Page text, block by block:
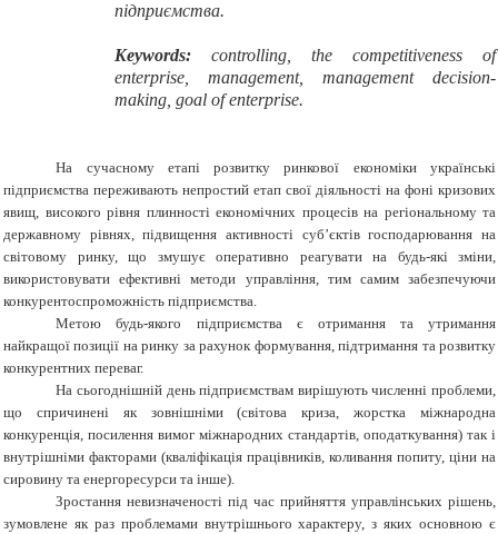
підприємства.
Keywords: controlling, the competitiveness of
enterprise, management, management decision-
making, goal of enterprise.
На сучасному етапі розвитку ринкової економіки українські
підприємства переживають непростий етап свої діяльності на фоні кризових
явищ, високого рівня плинності економічних процесів на регіональному та
державному рівнях, підвищення активності суб’єктів господарювання на
світовому ринку, що змушує оперативно реагувати на будь-які зміни,
використовувати ефективні методи управління, тим самим забезпечуючи
конкурентоспроможність підприємства.
Метою будь-якого підприємства є отримання та утримання
найкращої позиції на ринку за рахунок формування, підтримання та розвитку
конкурентних переваг.
На сьогоднішній день підприємствам вирішують численні проблеми,
що спричинені як зовнішніми (світова криза, жорстка міжнародна
конкуренція, посилення вимог міжнародних стандартів, оподаткування) так і
внутрішніми факторами (кваліфікація працівників, коливання попиту, ціни на
сировину та енергоресурси та інше).
Зростання невизначеності під час прийняття управлінських рішень,
зумовлене як раз проблемами внутрішнього характеру, з яких основною є